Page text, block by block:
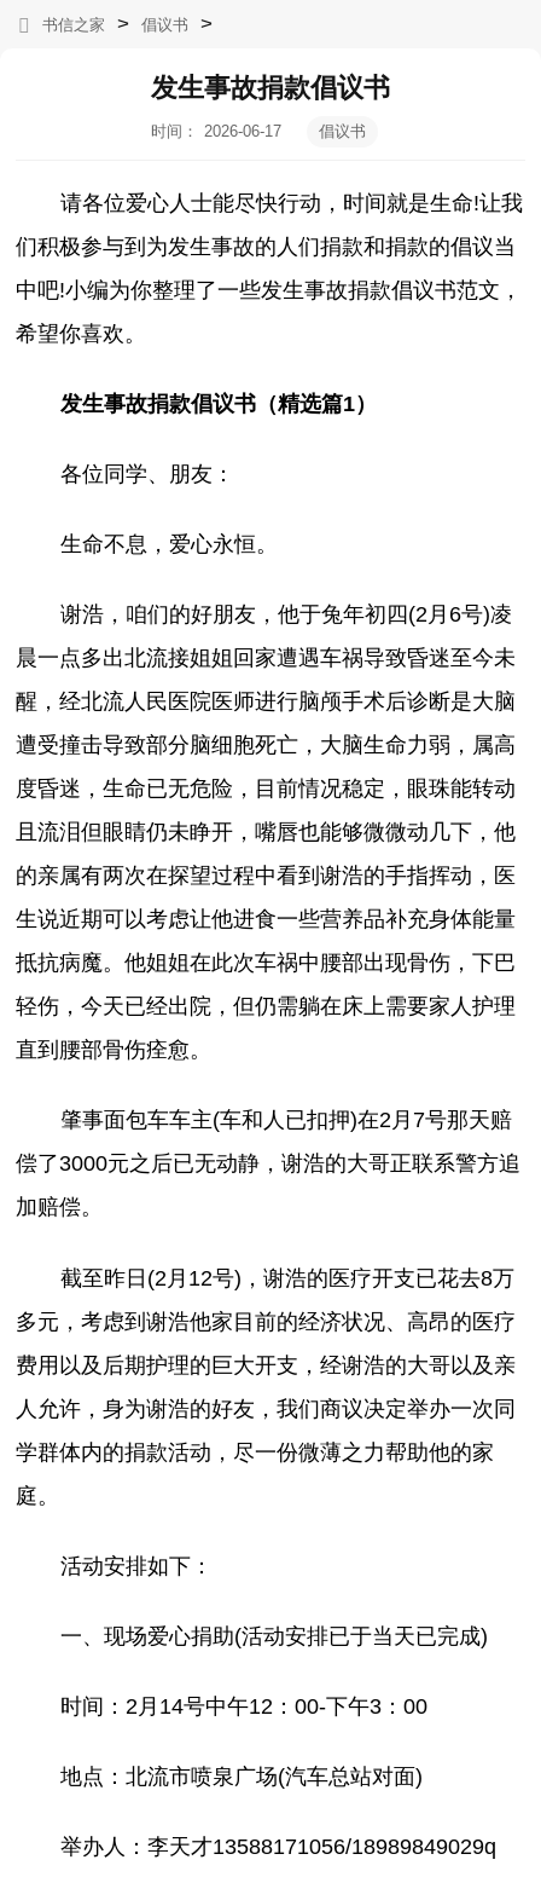
书信之家 > 倡议书 >
发生事故捐款倡议书
时间：
2026-06-17
倡议书
请各位爱心人士能尽快行动，时间就是生命!让我
们积极参与到为发生事故的人们捐款和捐款的倡议当
中吧!小编为你整理了一些发生事故捐款倡议书范文，
希望你喜欢。
发生事故捐款倡议书（精选篇1）
各位同学、朋友：
生命不息，爱心永恒。
谢浩，咱们的好朋友，他于兔年初四(2月6号)凌
晨一点多出北流接姐姐回家遭遇车祸导致昏迷至今未
醒，经北流人民医院医师进行脑颅手术后诊断是大脑
遭受撞击导致部分脑细胞死亡，大脑生命力弱，属高
度昏迷，生命已无危险，目前情况稳定，眼珠能转动
且流泪但眼睛仍未睁开，嘴唇也能够微微动几下，他
的亲属有两次在探望过程中看到谢浩的手指挥动，医
生说近期可以考虑让他进食一些营养品补充身体能量
抵抗病魔。他姐姐在此次车祸中腰部出现骨伤，下巴
轻伤，今天已经出院，但仍需躺在床上需要家人护理
直到腰部骨伤痊愈。
肇事面包车车主(车和人已扣押)在2月7号那天赔
偿了3000元之后已无动静，谢浩的大哥正联系警方追
加赔偿。
截至昨日(2月12号)，谢浩的医疗开支已花去8万
多元，考虑到谢浩他家目前的经济状况、高昂的医疗
费用以及后期护理的巨大开支，经谢浩的大哥以及亲
人允许，身为谢浩的好友，我们商议决定举办一次同
学群体内的捐款活动，尽一份微薄之力帮助他的家
庭。
活动安排如下：
一、现场爱心捐助(活动安排已于当天已完成)
时间：2月14号中午12：00-下午3：00
地点：北流市喷泉广场(汽车总站对面)
举办人：李天才13588171056/18989849029q